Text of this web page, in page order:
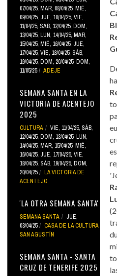
07/04/25, MAR, 08/04/25, MIÉ,
09/04/25, JUE, 10/04/25, VIE,
11/04/25, SÁB, 12/04/25, DOM,
13/04/25, LUN, 14/04/25, MAR,
15/04/25, MIÉ, 16/04/25, JUE,
17/04/25, VIE, 18/04/25, SÁB,
19/04/25, DOM, 20/04/25, DOM,
11/05/25
ADEJE
SEMANA SANTA EN LA
VICTORIA DE ACENTEJO
2025
CULTURA VIE, 11/04/25, SÁB,
12/04/25, DOM, 13/04/25, LUN,
14/04/25, MAR, 15/04/25, MIÉ,
16/04/25, JUE, 17/04/25, VIE,
18/04/25, SÁB, 19/04/25, DOM,
20/04/25
LA VICTORIA DE
ACENTEJO
'LA OTRA SEMANA SANTA'
SEMANA SANTA
JUE,
03/04/25
CASA DE LA CULTURA
SAN AGUSTÍN
SEMANA SANTA - SANTA
CRUZ DE TENERIFE 2025